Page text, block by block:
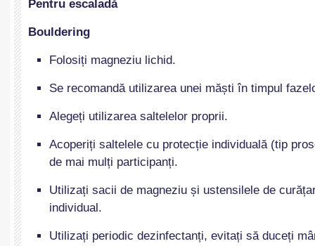
Pentru escaladă
Bouldering
Folosiți magneziu lichid.
Se recomandă utilizarea unei măști în timpul
Alegeți utilizarea saltelelor proprii.
Acoperiți saltelele cu protecție individuală (tip
de mai mulți participanți.
Utilizați sacii de magneziu și ustensilele de
individual.
Utilizați periodic dezinfectanți, evitați să duceți